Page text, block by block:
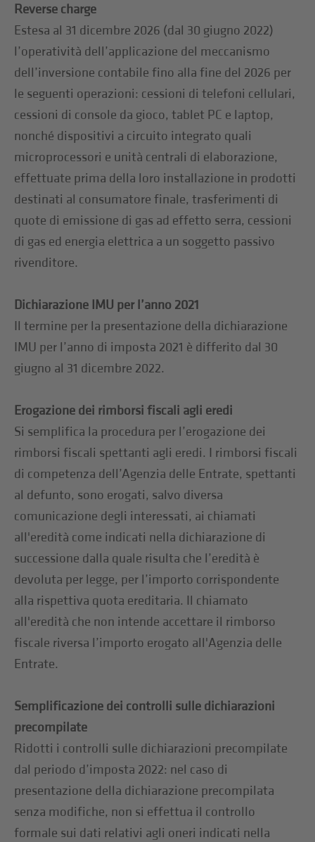
Reverse charge
Estesa al 31 dicembre 2026 (dal 30 giugno 2022)
l’operatività dell’applicazione del meccanismo
dell’inversione contabile fino alla fine del 2026 per
le seguenti operazioni: cessioni di telefoni cellulari,
cessioni di console da gioco, tablet PC e laptop,
nonché dispositivi a circuito integrato quali
microprocessori e unità centrali di elaborazione,
effettuate prima della loro installazione in prodotti
destinati al consumatore finale, trasferimenti di
quote di emissione di gas ad effetto serra, cessioni
di gas ed energia elettrica a un soggetto passivo
rivenditore.
Dichiarazione IMU per l’anno 2021
Il termine per la presentazione della dichiarazione
IMU per l’anno di imposta 2021 è differito dal 30
giugno al 31 dicembre 2022.
Erogazione dei rimborsi fiscali agli eredi
Si semplifica la procedura per l’erogazione dei
rimborsi fiscali spettanti agli eredi. I rimborsi fiscali
di competenza dell’Agenzia delle Entrate, spettanti
al defunto, sono erogati, salvo diversa
comunicazione degli interessati, ai chiamati
all'eredità come indicati nella dichiarazione di
successione dalla quale risulta che l’eredità è
devoluta per legge, per l’importo corrispondente
alla rispettiva quota ereditaria. Il chiamato
all'eredità che non intende accettare il rimborso
fiscale riversa l’importo erogato all'Agenzia delle
Entrate.
Semplificazione dei controlli sulle dichiarazioni
precompilate
Ridotti i controlli sulle dichiarazioni precompilate
dal periodo d’imposta 2022: nel caso di
presentazione della dichiarazione precompilata
senza modifiche, non si effettua il controllo
formale sui dati relativi agli oneri indicati nella